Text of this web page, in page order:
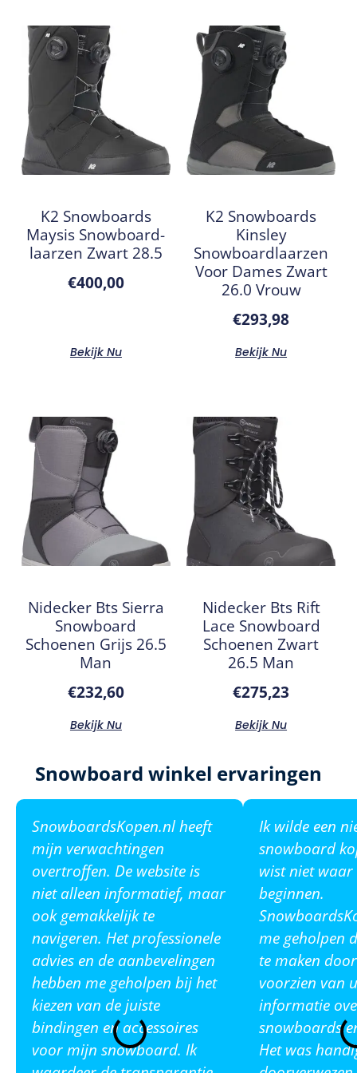
K2 Snowboards
Maysis Snowboard-
laarzen Zwart 28.5
€400,00
Bekijk Nu
K2 Snowboards
Kinsley
Snowboardlaarzen
Voor Dames Zwart
26.0 Vrouw
€293,98
Bekijk Nu
Nidecker Bts Sierra
Snowboard
Schoenen Grijs 26.5
Man
€232,60
Bekijk Nu
Nidecker Bts Rift
Lace Snowboard
Schoenen Zwart
26.5 Man
€275,23
Bekijk Nu
Snowboard winkel ervaringen
SnowboardsKopen.nl heeft
mijn verwachtingen
overtroffen. De website is
niet alleen informatief, maar
ook gemakkelijk te
navigeren. Het professionele
advies en de aanbevelingen
hebben me geholpen bij het
kiezen van de juiste
bindingen en accessoires
voor mijn snowboard. Ik
Ik wilde een
snowboard
wist niet waar
beginnen.
me geholpen
te maken
voorzien van
informatie
snowboards
Het was